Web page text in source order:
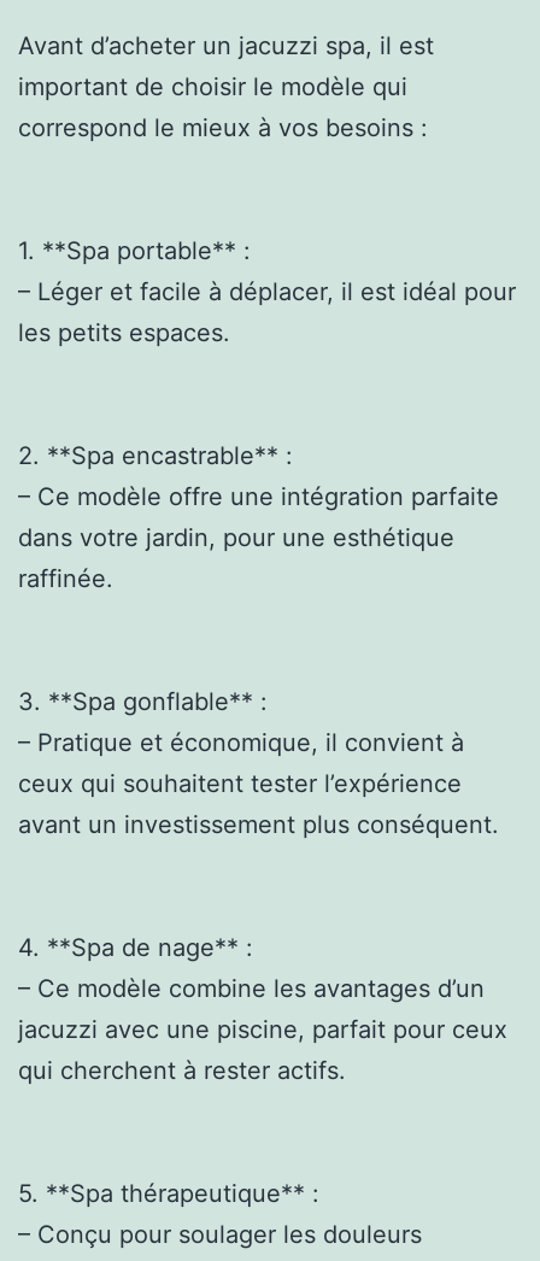
Avant d’acheter un jacuzzi spa, il est
important de choisir le modèle qui
correspond le mieux à vos besoins :
1. **Spa portable** :
– Léger et facile à déplacer, il est idéal pour
les petits espaces.
2. **Spa encastrable** :
– Ce modèle offre une intégration parfaite
dans votre jardin, pour une esthétique
raffinée.
3. **Spa gonflable** :
– Pratique et économique, il convient à
ceux qui souhaitent tester l’expérience
avant un investissement plus conséquent.
4. **Spa de nage** :
– Ce modèle combine les avantages d’un
jacuzzi avec une piscine, parfait pour ceux
qui cherchent à rester actifs.
5. **Spa thérapeutique** :
– Conçu pour soulager les douleurs